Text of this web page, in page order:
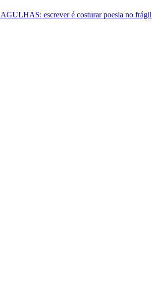
escrever é costurar poesia no frágil